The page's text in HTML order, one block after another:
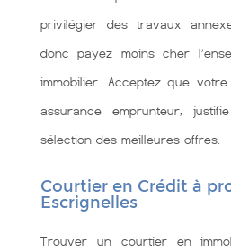
privilégier des travaux
donc payez moins cher
immobilier. Acceptez que
assurance emprunteur,
sélection des meilleures offres.
Courtier en Crédit à
Escrignelles
Trouver un courtier en